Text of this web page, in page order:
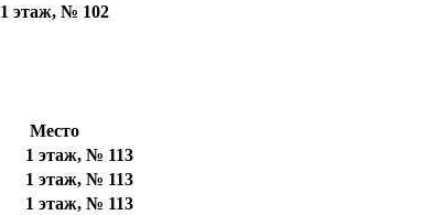
1 этаж, № 102
Место
1 этаж, № 113
1 этаж, № 113
1 этаж, № 113